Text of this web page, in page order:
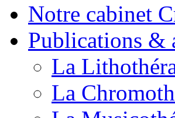
Notre cabinet
Publications &
La
La